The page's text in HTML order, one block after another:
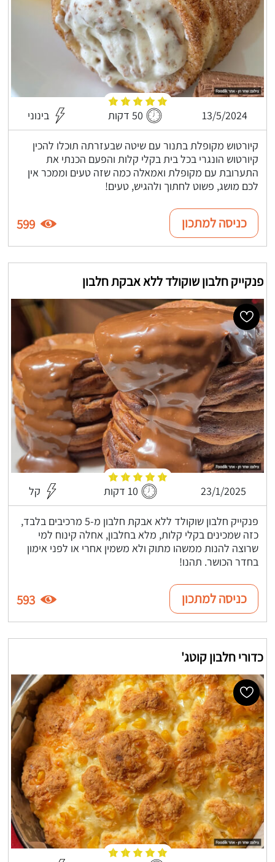
13/5/2024 50 דקות בינוני
קיורטוש מקופלת בתנור עם שיטה שבעזרתה תוכלו להכין
קיורטוש הונגרי בכל בית בקלי קלות והפעם הכנתי את
התערובת עם מקופלת ואמאלה כמה שזה טעים וממכר אין
לכם מושג, פשוט לחתוך ולהגיש, טעים!
כניסה למתכון 599
פנקייק חלבון שוקולד ללא אבקת חלבון
23/1/2025 10 דקות קל
פנקייק חלבון שוקולד ללא אבקת חלבון מ-5 מרכיבים בלבד,
כזה שמכינים בקלי קלות, מלא בחלבון, אחלה קינוח למי
שרוצה להנות ממשהו מתוק ולא משמין אחרי או לפני אימון
בחדר הכושר. תהנו!
כניסה למתכון 593
כדורי חלבון קוטג'